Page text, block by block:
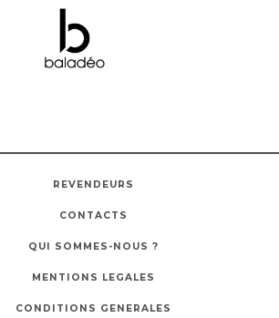
REVENDEURS
CONTACTS
QUI SOMMES-NOUS ?
MENTIONS LEGALES
CONDITIONS GENERALES